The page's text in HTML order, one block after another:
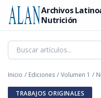
Archivos
Nutrición
Inicio / Ediciones / Volumen 1 /
TRABAJOS ORIGINALES